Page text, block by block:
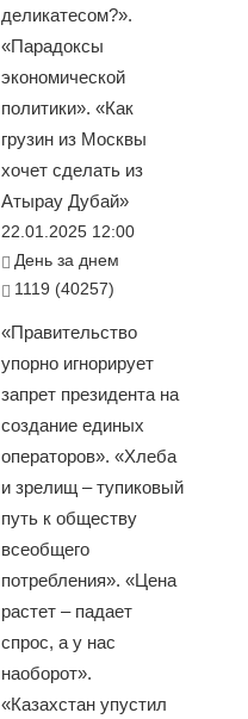
деликатесом?».
«Парадоксы
экономической
политики». «Как
грузин из Москвы
хочет сделать из
Атырау Дубай»
22.01.2025 12:00
День за днем
1119 (40257)
«Правительство
упорно игнорирует
запрет президента на
создание единых
операторов». «Хлеба
и зрелищ – тупиковый
путь к обществу
всеобщего
потребления». «Цена
растет – падает
спрос, а у нас
наоборот».
«Казахстан упустил